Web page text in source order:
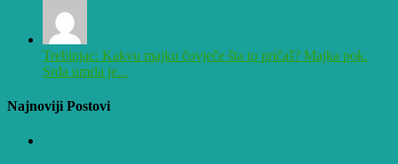
Trebinjac: Kakvu majku čovječe šta to pričaš? Majka pok.
Srđa umrla je...
Najnoviji Postovi